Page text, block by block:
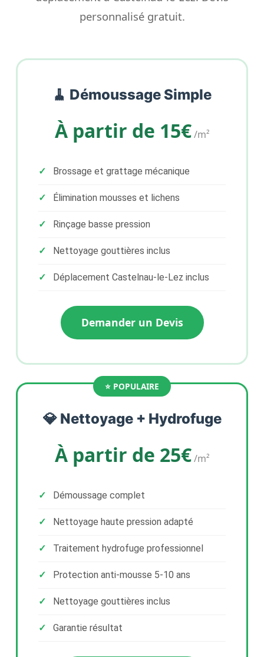
personnalisé gratuit.
🧹 Démoussage Simple
À partir de 15€/m²
Brossage et grattage mécanique
Élimination mousses et lichens
Rinçage basse pression
Nettoyage gouttières inclus
Déplacement Castelnau-le-Lez inclus
Demander un Devis
💎 Nettoyage + Hydrofuge
À partir de 25€/m²
Démoussage complet
Nettoyage haute pression adapté
Traitement hydrofuge professionnel
Protection anti-mousse 5-10 ans
Nettoyage gouttières inclus
Garantie résultat